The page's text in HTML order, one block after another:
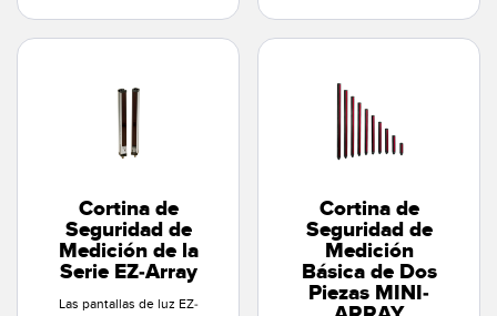
Cortina de
Seguridad de
Medición de la
Serie EZ-Array
Las pantallas de luz EZ-
Cortina de
Seguridad de
Medición
Básica de Dos
Piezas MINI-